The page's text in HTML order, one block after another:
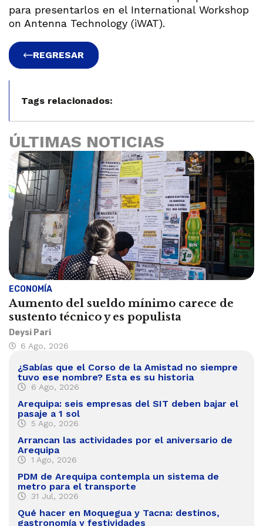
para presentarlos en el International Workshop
on Antenna Technology (iWAT).
REGRESAR
Tags relacionados:
ÚLTIMAS NOTICIAS
ECONOMÍA
Aumento del sueldo mínimo carece de
sustento técnico y es populista
Deysi Pari
6 Ago, 2026
¿Sabías que el Corso de la Amistad no siempre
tuvo ese nombre? Esta es su historia
6 Ago, 2026
Arequipa: seis empresas del SIT deben bajar el
pasaje a 1 sol
5 Ago, 2026
Arrancan las actividades por el aniversario de
Arequipa
1 Ago, 2026
PDM de Arequipa contempla un sistema de
metro para el transporte
31 Jul, 2026
Qué hacer en Moquegua y Tacna: destinos,
gastronomía y festividades